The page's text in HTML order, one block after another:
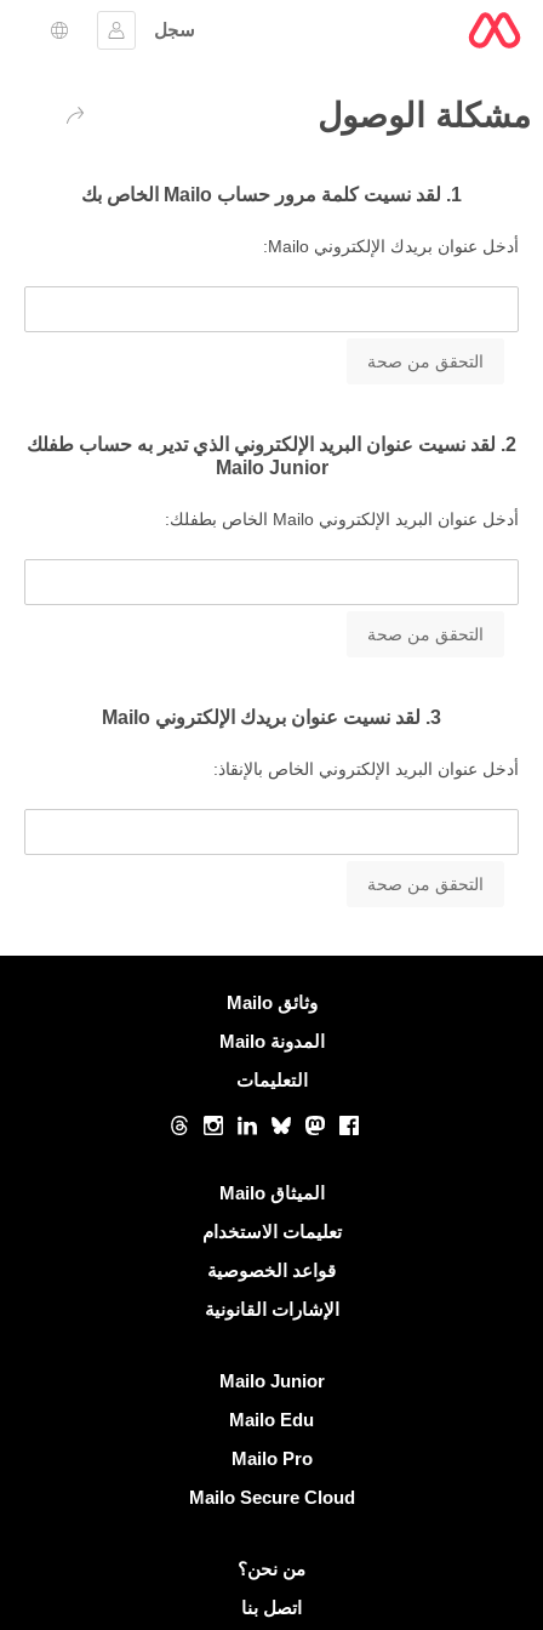
سجل
تسجيل الدخول
اختيار
مشكلة الوصول عودة
1. لقد نسيت كلمة مرور حساب Mailo الخاص بك
أدخل عنوان بريدك الإلكتروني Mailo:
2. لقد نسيت عنوان البريد الإلكتروني الذي تدير به حساب طفلك
Mailo Junior
أدخل عنوان البريد الإلكتروني Mailo الخاص بطفلك:
3. لقد نسيت عنوان بريدك الإلكتروني Mailo
أدخل عنوان البريد الإلكتروني الخاص بالإنقاذ:
وثائق Mailo
المدونة Mailo
التعليمات
Facebook
Mastodon
Bluesky
LinkedIn
Instagram
Threads
الميثاق Mailo
تعليمات الاستخدام
قواعد الخصوصية
الإشارات القانونية
Mailo Junior
Mailo Edu
Mailo Pro
Mailo Secure Cloud
من نحن؟
اتصل بنا